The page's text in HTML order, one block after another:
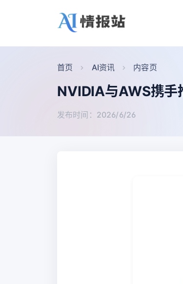
首页 AI资讯 内容页
NVIDIA与AWS携手
发布时间：2026/6/26